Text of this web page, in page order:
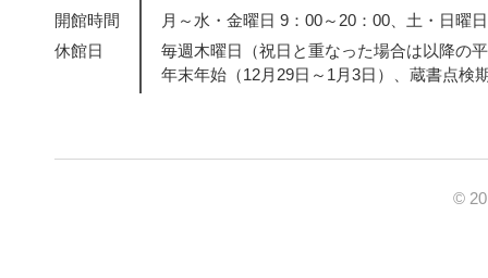
開館時間
月～水・金曜日 9：00～20：00、土・日曜
休館日
毎週木曜日（祝日と重なった場合は以降の
年末年始（12月29日～1月3日）、蔵書点検
©